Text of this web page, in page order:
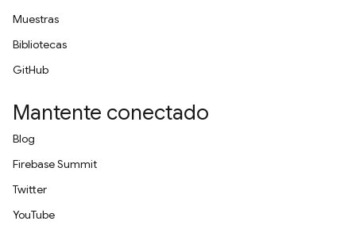
Muestras
Bibliotecas
GitHub
Mantente conectado
Blog
Firebase Summit
Twitter
YouTube